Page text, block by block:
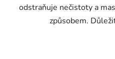
odstraňuje nečistoty a
způsobem.